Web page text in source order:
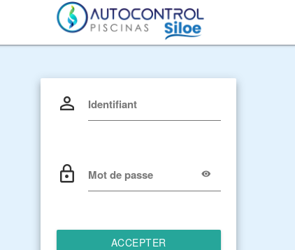
Identifiant
Mot de passe
ACCEPTER